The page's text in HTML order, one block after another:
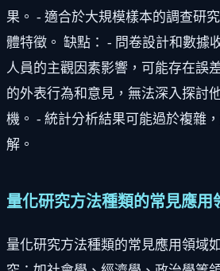
果。 - 適合於大規模樣本的調查研
體特徵。 缺點： - 問卷設計和數據
人員的主觀因素影響，可能存在誤
的外表行為和意見，無法深入探討
機。 - 統計分析結果可能過於複雜
解。
量化研究方法種類的常見應用
量化研究方法種類的常見應用領域